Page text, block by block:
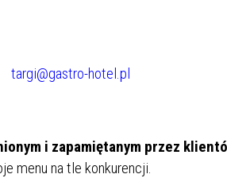
targi@gastro-hotel.pl
i zapamiętanym przez
menu na tle konkurencji.